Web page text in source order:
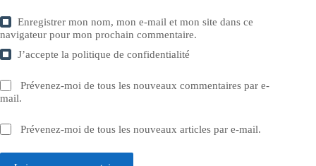
Enregistrer mon nom, mon e-mail et mon site dans ce
navigateur pour mon prochain commentaire.
J’accepte lapolitique de confidentialité
Prévenez-moi de tous les nouveaux commentaires par e-
mail.
Prévenez-moi de tous les nouveaux articles par e-mail.